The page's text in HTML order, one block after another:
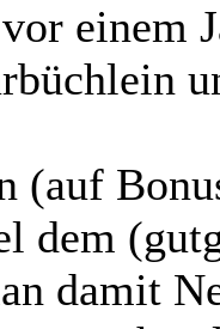
einem
(auf
dem
damit